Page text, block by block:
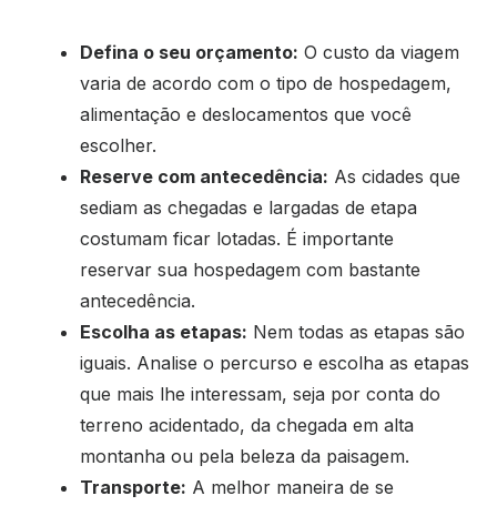
Defina o seu orçamento: O custo da viagem
varia de acordo com o tipo de hospedagem,
alimentação e deslocamentos que você
escolher.
Reserve com antecedência: As cidades que
sediam as chegadas e largadas de etapa
costumam ficar lotadas. É importante
reservar sua hospedagem com bastante
antecedência.
Escolha as etapas: Nem todas as etapas são
iguais. Analise o percurso e escolha as etapas
que mais lhe interessam, seja por conta do
terreno acidentado, da chegada em alta
montanha ou pela beleza da paisagem.
Transporte: A melhor maneira de se